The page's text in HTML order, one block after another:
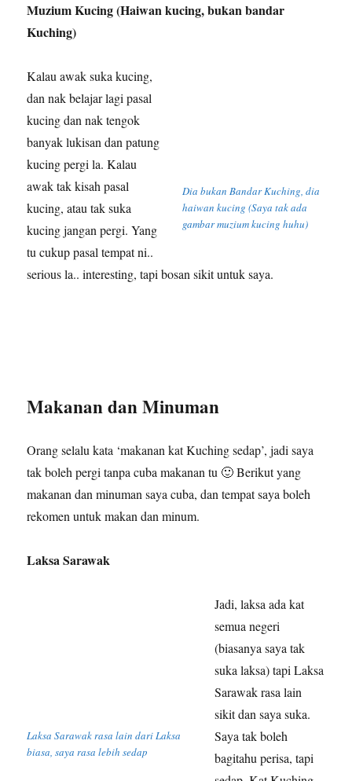
Muzium Kucing (Haiwan kucing, bukan bandar
Kuching)
Dia bukan Bandar Kuching, dia
haiwan kucing (Saya tak ada
gambar muzium kucing huhu)
Kalau awak suka kucing,
dan nak belajar lagi pasal
kucing dan nak tengok
banyak lukisan dan patung
kucing pergi la. Kalau
awak tak kisah pasal
kucing, atau tak suka
kucing jangan pergi. Yang
tu cukup pasal tempat ni..
serious la.. interesting, tapi bosan sikit untuk saya.
Makanan dan Minuman
Orang selalu kata ‘makanan kat Kuching sedap’, jadi saya
tak boleh pergi tanpa cuba makanan tu 🙂 Berikut yang
makanan dan minuman saya cuba, dan tempat saya boleh
rekomen untuk makan dan minum.
Laksa Sarawak
Laksa Sarawak rasa lain dari Laksa
biasa, saya rasa lebih sedap
Jadi, laksa ada kat
semua negeri
(biasanya saya tak
suka laksa) tapi Laksa
Sarawak rasa lain
sikit dan saya suka.
Saya tak boleh
bagitahu perisa, tapi